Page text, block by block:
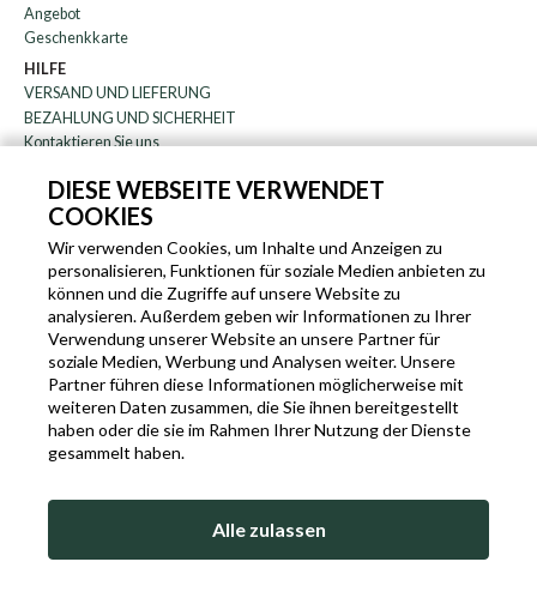
DIESE WEBSEITE VERWENDET
COOKIES
Wir verwenden Cookies, um Inhalte und Anzeigen zu
personalisieren, Funktionen für soziale Medien anbieten zu
können und die Zugriffe auf unsere Website zu
analysieren. Außerdem geben wir Informationen zu Ihrer
Verwendung unserer Website an unsere Partner für
soziale Medien, Werbung und Analysen weiter. Unsere
Partner führen diese Informationen möglicherweise mit
weiteren Daten zusammen, die Sie ihnen bereitgestellt
haben oder die sie im Rahmen Ihrer Nutzung der Dienste
gesammelt haben.
Alle zulassen
Angebot
Geschenkkarte
HILFE
VERSAND UND LIEFERUNG
BEZAHLUNG UND SICHERHEIT
Kontaktieren Sie uns
DAS UNTERNEHMEN
Rundschreiben
über uns
Blog
Partnerprogramm
EN IT FR DE